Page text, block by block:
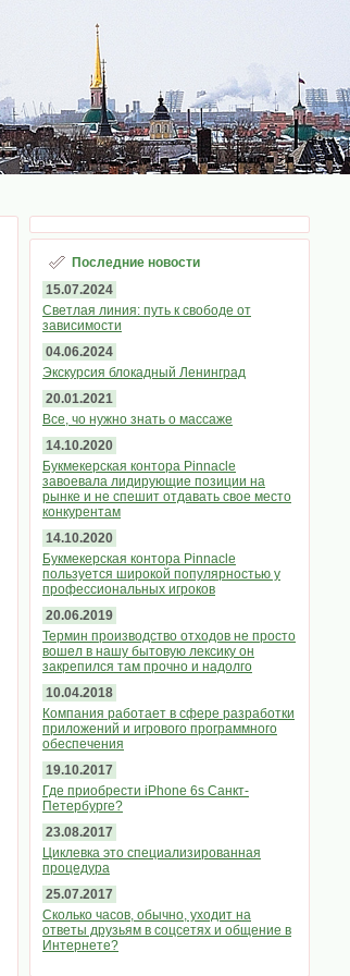
Последние новости
15.07.2024
Светлая линия: путь к свободе от
зависимости
04.06.2024
Экскурсия блокадный Ленинград
20.01.2021
Все, чо нужно знать о массаже
14.10.2020
Букмекерская контора Pinnacle
завоевала лидирующие позиции на
рынке и не спешит отдавать свое место
конкурентам
14.10.2020
Букмекерская контора Pinnacle
пользуется широкой популярностью у
профессиональных игроков
20.06.2019
Термин производство отходов не просто
вошел в нашу бытовую лексику он
закрепился там прочно и надолго
10.04.2018
Компания работает в сфере разработки
приложений и игрового программного
обеспечения
19.10.2017
Где приобрести iPhone 6s Санкт-
Петербурге?
23.08.2017
Циклевка это специализированная
процедура
25.07.2017
Сколько часов, обычно, уходит на
ответы друзьям в соцсетях и общение в
Интернете?